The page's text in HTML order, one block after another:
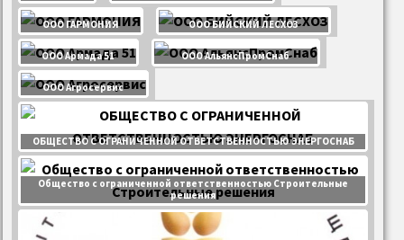
ООО ГАРМОНИЯ ООО БИЙСКИЙ ЛЕСХОЗ
ООО Армада 51 ООО АльянсПромСнаб
ООО Агросервис
ОБЩЕСТВО С ОГРАНИЧЕННОЙ ОТВЕТСТВЕННОСТЬЮ ЭНЕРГОСНАБ
Общество с ограниченной ответственностью Строительные
решения